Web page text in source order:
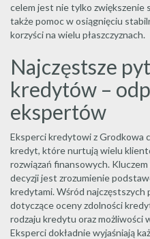
celem jest nie tylko zwiększenie
także pomoc w osiągnięciu
korzyści na wielu płaszczyznach.
Najczęstsze
kredytów –
ekspertów
Eksperci kredytowi z Grodkowa
kredyt, które nurtują wielu
rozwiązań finansowych.
decyzji jest zrozumienie
kredytami. Wśród najczęstszych
dotyczące oceny zdolności
rodzaju kredytu oraz możliwości
Eksperci dokładnie wyjaśniają